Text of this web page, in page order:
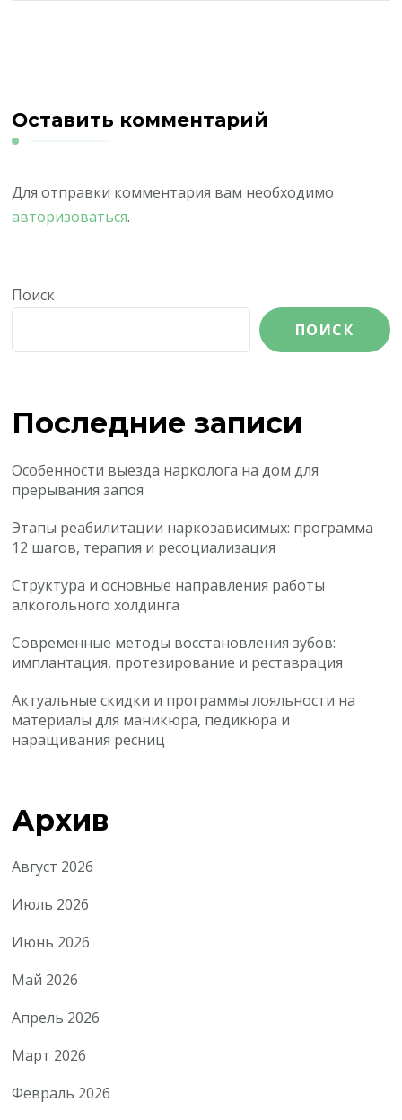
Оставить комментарий
Для отправки комментария вам необходимо
авторизоваться.
Поиск
ПОИСК
Последние записи
Особенности выезда нарколога на дом для
прерывания запоя
Этапы реабилитации наркозависимых: программа
12 шагов, терапия и ресоциализация
Структура и основные направления работы
алкогольного холдинга
Современные методы восстановления зубов:
имплантация, протезирование и реставрация
Актуальные скидки и программы лояльности на
материалы для маникюра, педикюра и
наращивания ресниц
Архив
Август 2026
Июль 2026
Июнь 2026
Май 2026
Апрель 2026
Март 2026
Февраль 2026